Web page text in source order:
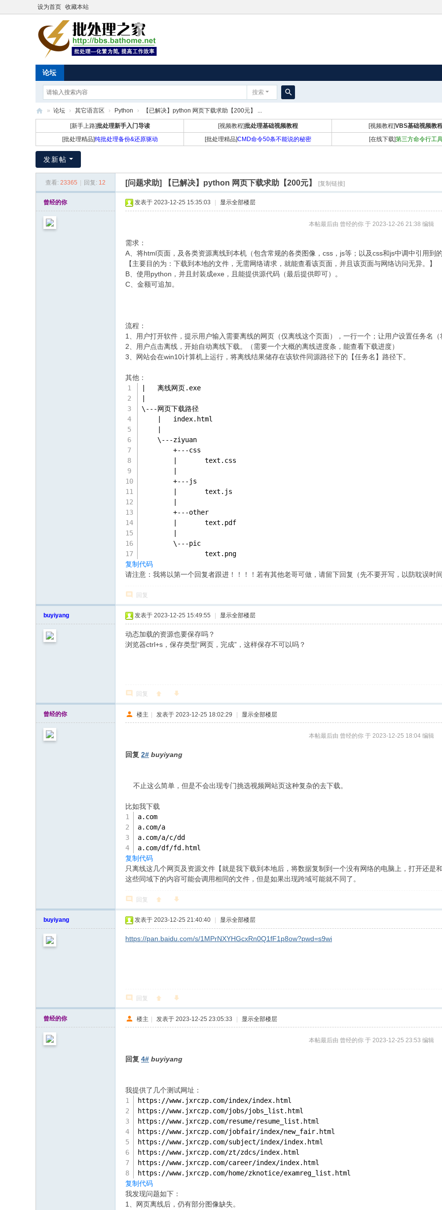
设为首页 收藏本站
论坛
搜索
索
理
之
» 论坛 › 其它语言区 › Python › 【已解决】python 网页下载求助【200元】 ...
[新手上路]批处理新手入门导读 [视频教程]批处理基础视频教程 [视频教程]VBS基础视频教
[批处理精品]纯批处理备份&还原驱动 [批处理精品]CMD命令50条不能说的秘密 [在线下载]第三方命令行工
发新帖
查看: 23365 回复: 12 [问题求助] 【已解决】python 网页下载求助【200元】 [复制链接]
曾经的你 发表于 2023-12-25 15:35:03 显示全部楼层
本帖最后由 曾经的你 于 2023-12-26 21:38 编辑
需求：
A、将html页面，及各类资源离线到本机（包含常规的各类图像，css，js等；以及css和js中调中引用到
【主要目的为：下载到本地的文件，无需网络请求，就能查看该页面，并且该页面与网络访问无异。】
B、使用python，并且封装成exe，且能提供源代码（最后提供即可）。
C、金额可追加。
流程：
1、用户打开软件，提示用户输入需要离线的网页（仅离线这个页面），一行一个；让用户设置任务名（
2、用户点击离线，开始自动离线下载。（需要一个大概的离线进度条，能查看下载进度）
3、网站会在win10计算机上运行，将离线结果储存在该软件同源路径下的【任务名】路径下。
其他：
|   离线网页.exe
\---网页下载路径
    |   index.html
    \---ziyuan
        +---css
        |       text.css
        +---js
        |       text.js
        +---other
        |       text.pdf
        \---pic
                text.png
复制代码
请注意：我将以第一个回复者跟进！！！！若有其他老哥可做，请留下回复（先不要开写，以防耽误时
回复
buyiyang 发表于 2023-12-25 15:49:55 显示全部楼层
动态加载的资源也要保存吗？
浏览器ctrl+s，保存类型“网页，完成”，这样保存不可以吗？
回复
曾经的你 楼主 | 发表于 2023-12-25 18:02:29 | 显示全部楼层
本帖最后由 曾经的你 于 2023-12-25 18:04 编辑
回复 2# buyiyang
不止这么简单，但是不会出现专门挑选视频网站页这种复杂的去下载。
比如我下载
a.com
a.com/a
a.com/a/c/dd
a.com/df/fd.html
复制代码
只离线这几个网页及资源文件【就是我下载到本地后，将数据复制到一个没有网络的电脑上，打开还是
这些同域下的内容可能会调用相同的文件，但是如果出现跨域可能就不同了。
回复
buyiyang 发表于 2023-12-25 21:40:40 显示全部楼层
https://pan.baidu.com/s/1MPrNXYHGcxRn0Q1fF1p8ow?pwd=s9wi
回复
曾经的你 楼主 | 发表于 2023-12-25 23:05:33 | 显示全部楼层
本帖最后由 曾经的你 于 2023-12-25 23:53 编辑
回复 4# buyiyang
我提供了几个测试网址：
https: //www.jxrczp.com/index/i ndex.html
https: //www.jxrczp.com/jobs/jobs_list.html
https: //www.jxrczp.com/resume/resume_list.html
https: //www.jxrczp.com/jobfair/i ndex/new_fair.html
https: //www.jxrczp.com/subject/i ndex/index.html
https: //www.jxrczp.com/zt/zdcs/index.html
https: //www.jxrczp.com/career/i ndex/index.html
https: //www.jxrczp.com/home/zknotice/examreg_list.html
复制代码
我发现问题如下：
1、网页离线后，仍有部分图像缺失。